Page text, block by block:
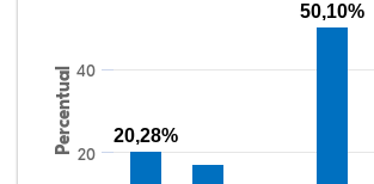
Percentual 20
40
20,28%
50,10%